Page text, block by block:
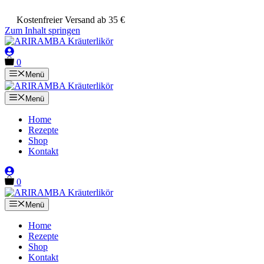
Kostenfreier Versand ab 35 €
Zum Inhalt springen
0
Menü
Menü
Home
Rezepte
Shop
Kontakt
0
Menü
Home
Rezepte
Shop
Kontakt